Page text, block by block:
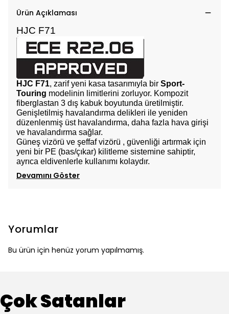
Ürün Açıklaması
HJC F71
HJC F71, zarif yeni kasa tasarımıyla bir Sport-
Touring modelinin limitlerini zorluyor. Kompozit
fiberglastan 3 dış kabuk boyutunda üretilmiştir.
Genişletilmiş havalandırma delikleri ile yeniden
düzenlenmiş üst havalandırma, daha fazla hava girişi
ve havalandırma sağlar.
Güneş vizörü ve şeffaf vizörü , güvenliği artırmak için
yeni bir PE (bas/çıkar) kilitleme sistemine sahiptir,
ayrıca eldivenlerle kullanımı kolaydır.
Devamını Göster
Yorumlar
Bu ürün için henüz yorum yapılmamış.
Çok Satanlar